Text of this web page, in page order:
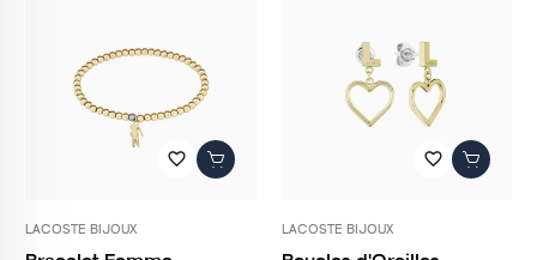
favorite_border
LACOSTE BIJOUX
favorite_border
LACOSTE BIJOUX